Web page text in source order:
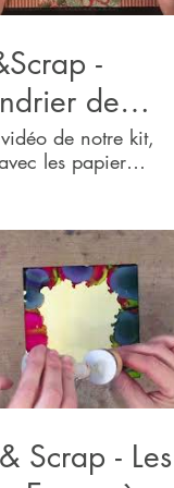
-
de
de notre kit,
les papier
Scrap - Les